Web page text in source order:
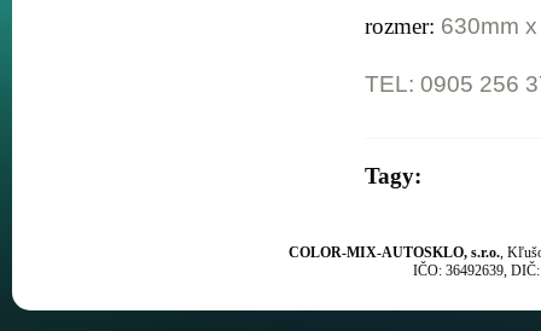
rozmer: 630mm
TEL: 0905 256
Tagy:
COLOR-MIX-AUTOSKLO, s.r.o.,
IČO: 36492639,